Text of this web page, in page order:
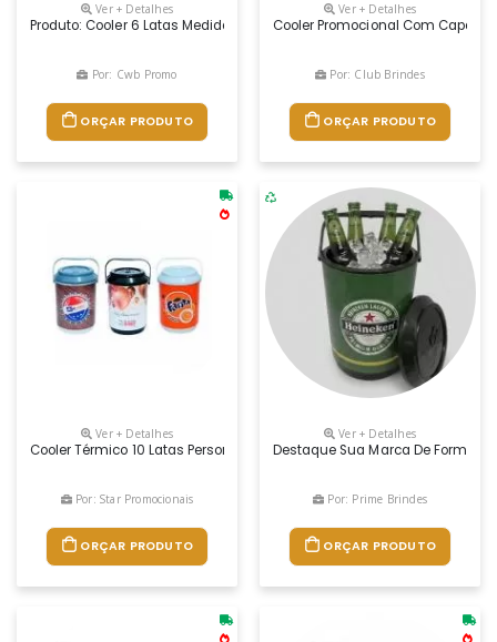
Ver + Detalhes
Produto: Cooler 6 Latas Medidas: 29,5 Cm De Altura Com A Tampa X
Por: Cwb Promo
ORÇAR PRODUTO
Ver + Detalhes
Cooler Promocional Com
Por: Club Brindes
ORÇAR PRODUTO
Ver + Detalhes
Cooler Térmico 10 Latas Personalizado Dimensões: Altura: 31mm
Por: Star Promocionais
ORÇAR PRODUTO
Ver + Detalhes
Destaque Sua Marca De Forma
Por: Prime Brindes
ORÇAR PRODUTO